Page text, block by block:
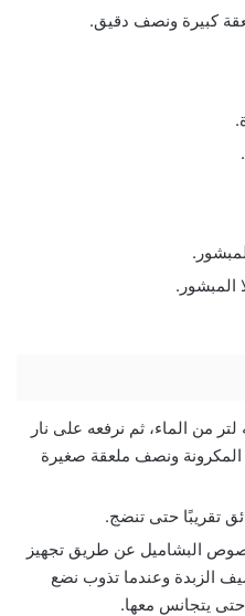
كبيرة ونصف دقيق.
المبشور.
من الماء، ثم نرفعه على نار
ونصف ملعقة صغيرة
تقريبًا حتى تنضج.
صوص البشاميل عن طريق تجهيز
الزبدة وعندما تذوب نضع
يتجانس معها.